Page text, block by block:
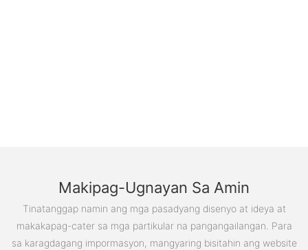
Makipag-Ugnayan Sa Amin
Tinatanggap namin ang mga pasadyang disenyo at ideya at
makakapag-cater sa mga partikular na pangangailangan. Para
sa karagdagang impormasyon, mangyaring bisitahin ang website